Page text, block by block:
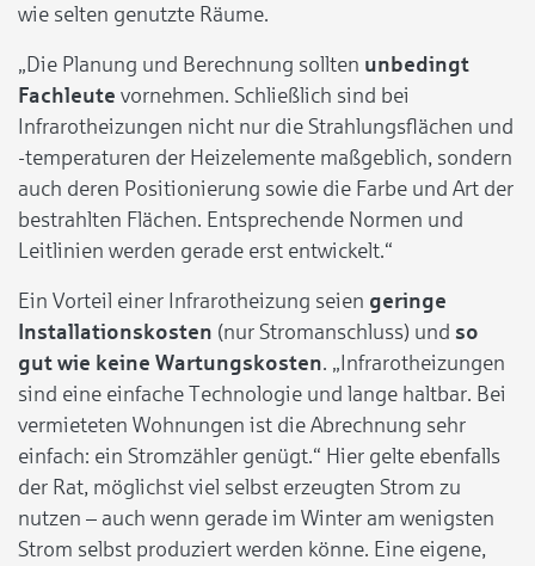
wie selten genutzte Räume.
„Die Planung und Berechnung sollten unbedingt
Fachleute vornehmen. Schließlich sind bei
Infrarotheizungen nicht nur die Strahlungsflächen und
-temperaturen der Heizelemente maßgeblich, sondern
auch deren Positionierung sowie die Farbe und Art der
bestrahlten Flächen. Entsprechende Normen und
Leitlinien werden gerade erst entwickelt.“
Ein Vorteil einer Infrarotheizung seien geringe
Installationskosten (nur Stromanschluss) und so
gut wie keine Wartungskosten. „Infrarotheizungen
sind eine einfache Technologie und lange haltbar. Bei
vermieteten Wohnungen ist die Abrechnung sehr
einfach: ein Stromzähler genügt.“ Hier gelte ebenfalls
der Rat, möglichst viel selbst erzeugten Strom zu
nutzen – auch wenn gerade im Winter am wenigsten
Strom selbst produziert werden könne. Eine eigene,